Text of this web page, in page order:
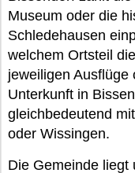
Museum oder die
Schledehausen
welchem Ortsteil
jeweiligen Ausflüge
Unterkunft in
gleichbedeutend
oder Wissingen.
Die Gemeinde liegt